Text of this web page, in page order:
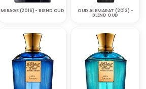
MIRAGE (2016) • BLEND OUD OUD AL EMARAT (2013) •
BLEND OUD